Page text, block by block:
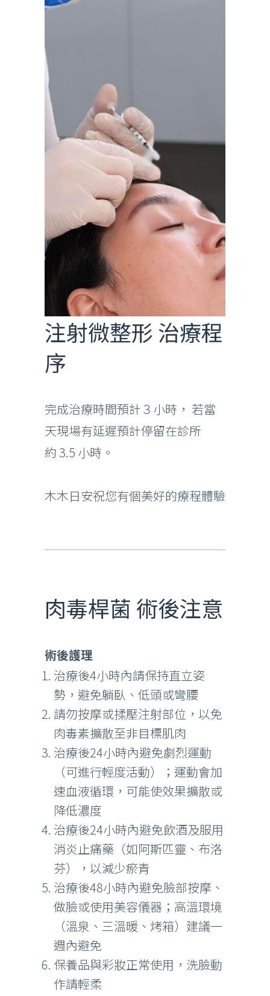
注射微整形 治療程
序
完成治療時間預計３小時， 若當
天現場有延遲預計停留在診所
約3.5 小時。
木木日安祝您有個美好的療程體驗
肉毒桿菌 術後注意
術後護理
治療後4小時內請保持直立姿
勢，避免躺臥、低頭或彎腰
請勿按摩或揉壓注射部位，以免
肉毒素擴散至非目標肌肉
治療後24小時內避免劇烈運動
（可進行輕度活動）；運動會加
速血液循環，可能使效果擴散或
降低濃度
治療後24小時內避免飲酒及服用
消炎止痛藥（如阿斯匹靈、布洛
芬），以減少瘀青
治療後48小時內避免臉部按摩、
做臉或使用美容儀器；高溫環境
（溫泉、三溫暖、烤箱）建議一
週內避免
保養品與彩妝正常使用，洗臉動
作請輕柔